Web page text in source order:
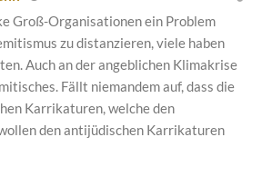
Groß-Organisationen ein Problem
zu distanzieren, viele haben
Auch an der angeblichen Klimakrise
Fällt niemandem auf, dass die
Karrikaturen, welche den
den antijüdischen Karrikaturen